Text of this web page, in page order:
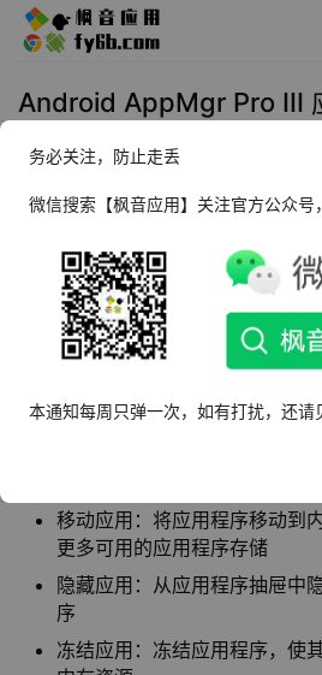
Android AppMgr Pro III
2023年9月8日 10:17 手机优化
AppMgr Pro III 是一款非
软件，可以非常方便的帮
空间。不论是批量的卸载
移动应用：将应用程序移动到
更多可用的应用程序存储
隐藏应用：从应用程序抽屉中
序
冻结应用：冻结应用程序，使
务必关注，防止走丢
微信搜索【枫音应用】关注官方公众号
本通知每周只弹一次，如有打扰，还请